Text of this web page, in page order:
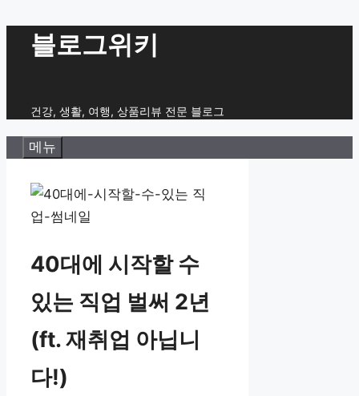
블로그위키
건강, 생활, 여행, 상품리뷰 전문 블로그
메뉴
40대에 시작할 수
있는 직업 벌써 2년
(ft. 재취업 아닙니
다!)